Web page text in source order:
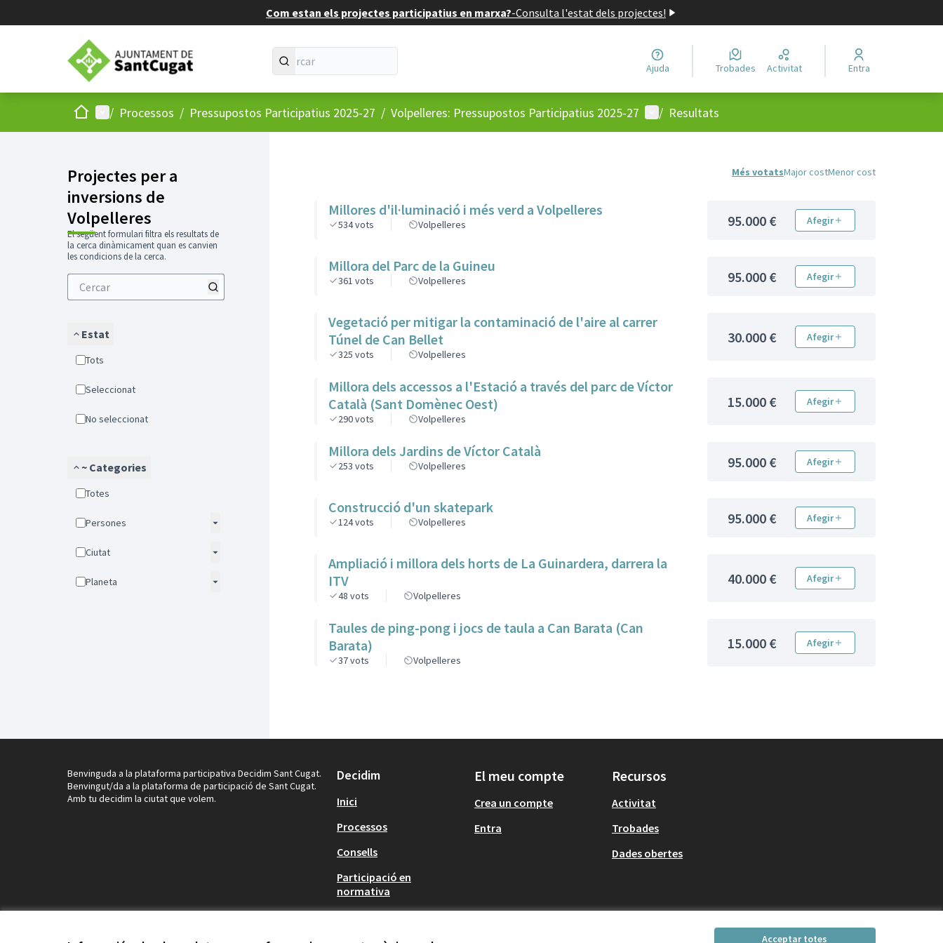
Acceptar totes
Com estan els projectes participatius en marxa?-Consulta l'estat dels projectes!
Ajuda Trobades Activitat Entra
Inici Menú principal
/ Processos / Pressupostos Participatius 2025-27 / Volpelleres: Pressupostos Participatius 2025-27 Menú d'usuari
/ Resultats
Projectes per a
inversions de
Volpelleres
El següent formulari filtra els resultats de
la cerca dinàmicament quan es canvien
les condicions de la cerca.
Estat
Tots
Seleccionat
No seleccionat
~ Categories
Totes
Persones
Ciutat
Planeta
Més votatsMajor costMenor cost
Millores d'il·luminació i més verd a Volpelleres
534vots Volpelleres 95.000 € Afegir
Millora del Parc de la Guineu
361 vots Volpelleres 95.000 € Afegir
Vegetació per mitigar la contaminació de l'aire al carrer
Túnel de Can Bellet
325 vots Volpelleres
30.000 € Afegir
Millora dels accessos a l'Estació a través del parc de Víctor
Català (Sant Domènec Oest)
290vots Volpelleres
15.000 € Afegir
Millora dels Jardins de Víctor Català
253 vots Volpelleres 95.000 € Afegir
Construcció d'un skatepark
124vots Volpelleres 95.000 € Afegir
Ampliació i millora dels horts de La Guinardera, darrera la
ITV
48 vots Volpelleres
40.000 € Afegir
Taules de ping-pong i jocs de taula a Can Barata (Can
Barata)
37vots Volpelleres
15.000 € Afegir
Benvinguda a la plataforma participativa Decidim Sant Cugat.
Benvingut/da a la plataforma de participació de Sant Cugat.
Amb tu decidim la ciutat que volem.
Decidim
Inici
Processos
Consells
Participació en
normativa
El meu compte
Crea un compte
Entra
Recursos
Activitat
Trobades
Dades obertes